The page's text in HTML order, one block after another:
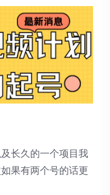
长久的一个项目我
果有两个号的话更